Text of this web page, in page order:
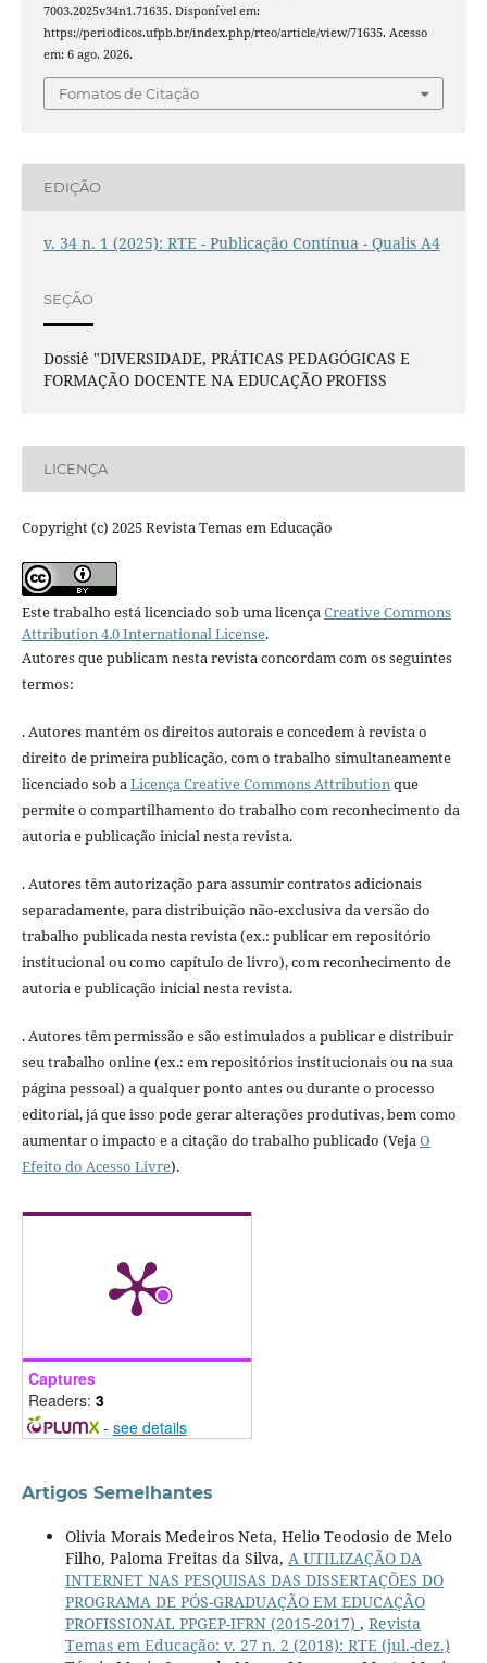
7003.2025v34n1.71635. Disponível em:
https://periodicos.ufpb.br/index.php/rteo/article/view/71635. Acesso
em: 6 ago. 2026.
Fomatos de Citação
EDIÇÃO
v. 34 n. 1 (2025): RTE - Publicação Contínua - Qualis A4
SEÇÃO
Dossiê "DIVERSIDADE, PRÁTICAS PEDAGÓGICAS E
FORMAÇÃO DOCENTE NA EDUCAÇÃO PROFISS
LICENÇA
Copyright (c) 2025 Revista Temas em Educação
Este trabalho está licenciado sob uma licençaCreative Commons
Attribution 4.0 International License.
Autores que publicam nesta revista concordam com os seguintes
termos:
. Autores mantém os direitos autorais e concedem à revista o
direito de primeira publicação, com o trabalho simultaneamente
licenciado sob aLicença Creative Commons Attributionque
permite o compartilhamento do trabalho com reconhecimento da
autoria e publicação inicial nesta revista.
. Autores têm autorização para assumir contratos adicionais
separadamente, para distribuição não-exclusiva da versão do
trabalho publicada nesta revista (ex.: publicar em repositório
institucional ou como capítulo de livro), com reconhecimento de
autoria e publicação inicial nesta revista.
. Autores têm permissão e são estimulados a publicar e distribuir
seu trabalho online (ex.: em repositórios institucionais ou na sua
página pessoal) a qualquer ponto antes ou durante o processo
editorial, já que isso pode gerar alterações produtivas, bem como
aumentar o impacto e a citação do trabalho publicado (VejaO
Efeito do Acesso Livre).
Captures
Readers: 3
- see details
Artigos Semelhantes
Olivia Morais Medeiros Neta, Helio Teodosio de Melo
Filho, Paloma Freitas da Silva, A UTILIZAÇÃO DA
INTERNET NAS PESQUISAS DAS DISSERTAÇÕES DO
PROGRAMA DE PÓS-GRADUAÇÃO EM EDUCAÇÃO
PROFISSIONAL PPGEP-IFRN (2015-2017) , Revista
Temas em Educação: v. 27 n. 2 (2018): RTE (jul.-dez.)